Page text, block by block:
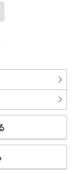
ー
る場合がありま